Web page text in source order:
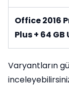
Office 2016
Plus + 64 GB
Varyantların